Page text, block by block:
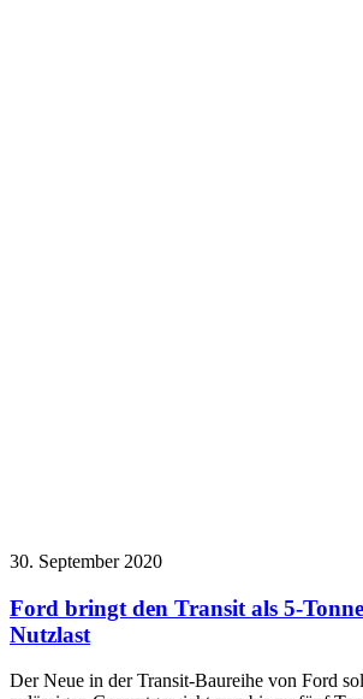
30. September 2020
Ford bringt den Transit als 5-
Nutzlast
Der Neue in der Transit-Baureihe von Ford